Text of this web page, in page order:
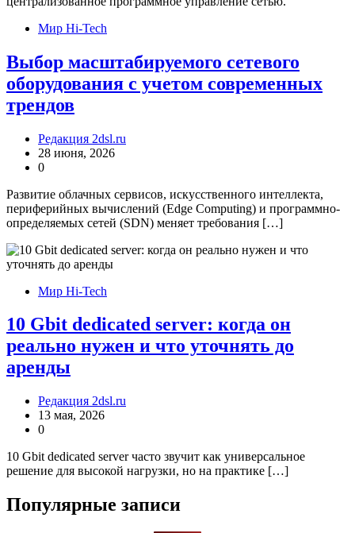
Мир Hi-Tech
Выбор масштабируемого сетевого
оборудования с учетом современных
трендов
Редакция 2dsl.ru
28 июня, 2026
0
Развитие облачных сервисов, искусственного интеллекта,
периферийных вычислений (Edge Computing) и программно-
определяемых сетей (SDN) меняет требования […]
Мир Hi-Tech
10 Gbit dedicated server: когда он
реально нужен и что уточнять до
аренды
Редакция 2dsl.ru
13 мая, 2026
0
10 Gbit dedicated server часто звучит как универсальное
решение для высокой нагрузки, но на практике […]
Популярные записи